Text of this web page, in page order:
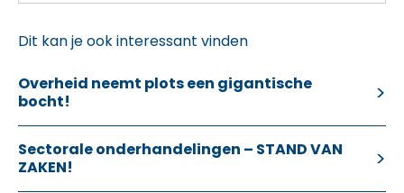
Dit kan je ook interessant vinden
Overheid neemt plots een gigantische
bocht!
Sectorale onderhandelingen – STAND VAN
ZAKEN!